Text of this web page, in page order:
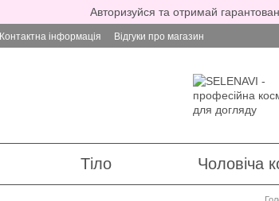
Авторизуйся та отримай
Контактна інформація Відгуки про магазин
Тіло Чоловіча